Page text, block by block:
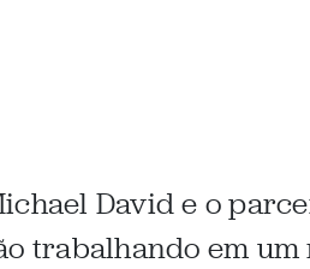
David e o
trabalhando em um